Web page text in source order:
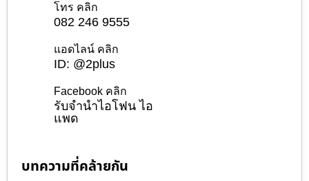
โทร คลิก
082 246 9555
แอดไลน์ คลิก
ID: @2plus
Facebook คลิก
รับจำนำไอโฟน ไอ
แพด
บทความที่คล้ายกัน